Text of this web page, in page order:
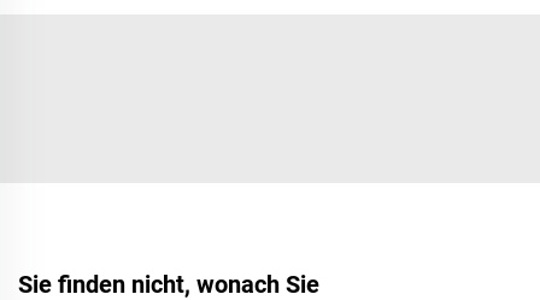
Sie finden nicht, wonach Sie